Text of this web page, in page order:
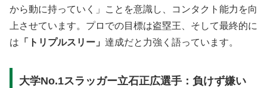
から動に持っていく」ことを意識し、コンタクト能力を向
上させています。プロでの目標は盗塁王、そして最終的に
は 「トリプルスリー」 達成だと力強く語っています。
大学No.1スラッガー立石正広選手：負けず嫌い